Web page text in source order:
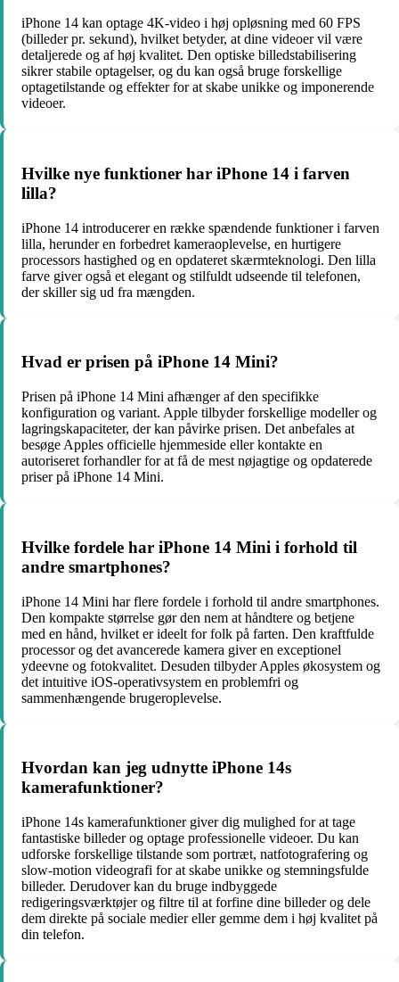
iPhone 14 kan optage 4K-video i høj opløsning med 60 FPS
(billeder pr. sekund), hvilket betyder, at dine videoer vil være
detaljerede og af høj kvalitet. Den optiske billedstabilisering
sikrer stabile optagelser, og du kan også bruge forskellige
optagetilstande og effekter for at skabe unikke og imponerende
videoer.
Hvilke nye funktioner har iPhone 14 i farven
lilla?
iPhone 14 introducerer en række spændende funktioner i farven
lilla, herunder en forbedret kameraoplevelse, en hurtigere
processors hastighed og en opdateret skærmteknologi. Den lilla
farve giver også et elegant og stilfuldt udseende til telefonen,
der skiller sig ud fra mængden.
Hvad er prisen på iPhone 14 Mini?
Prisen på iPhone 14 Mini afhænger af den specifikke
konfiguration og variant. Apple tilbyder forskellige modeller og
lagringskapaciteter, der kan påvirke prisen. Det anbefales at
besøge Apples officielle hjemmeside eller kontakte en
autoriseret forhandler for at få de mest nøjagtige og opdaterede
priser på iPhone 14 Mini.
Hvilke fordele har iPhone 14 Mini i forhold til
andre smartphones?
iPhone 14 Mini har flere fordele i forhold til andre smartphones.
Den kompakte størrelse gør den nem at håndtere og betjene
med en hånd, hvilket er ideelt for folk på farten. Den kraftfulde
processor og det avancerede kamera giver en exceptionel
ydeevne og fotokvalitet. Desuden tilbyder Apples økosystem og
det intuitive iOS-operativsystem en problemfri og
sammenhængende brugeroplevelse.
Hvordan kan jeg udnytte iPhone 14s
kamerafunktioner?
iPhone 14s kamerafunktioner giver dig mulighed for at tage
fantastiske billeder og optage professionelle videoer. Du kan
udforske forskellige tilstande som portræt, natfotografering og
slow-motion videografi for at skabe unikke og stemningsfulde
billeder. Derudover kan du bruge indbyggede
redigeringsværktøjer og filtre til at forfine dine billeder og dele
dem direkte på sociale medier eller gemme dem i høj kvalitet på
din telefon.